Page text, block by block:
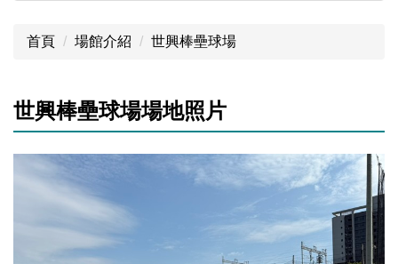
首頁 場館介紹 世興棒壘球場
世興棒壘球場場地照片